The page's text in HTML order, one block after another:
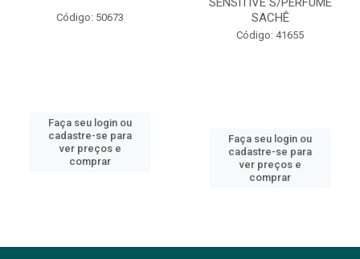
Código: 50673
Faça seu login ou
cadastre-se para
ver preços e
comprar
SACHÊ
Código: 41655
Faça seu login ou
cadastre-se para
ver preços e
comprar